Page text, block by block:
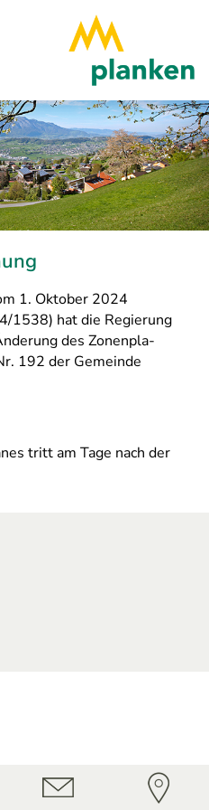
1. Oktober 2024
1538) hat die Regierung
des Zonenpla-
192 der Gemeinde
tritt am Tage nach der